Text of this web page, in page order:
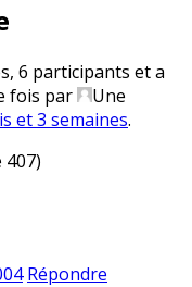
6 participants et a
fois par
Une
et 3 semaines.
Répondre